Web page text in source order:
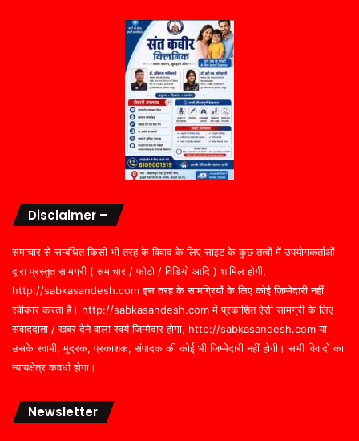
Disclaimer –
समाचार से सम्बंधित किसी भी तरह के विवाद के लिए साइट के कुछ तत्वों में उपयोगकर्ताओं
द्वारा प्रस्तुत सामग्री ( समाचार / फोटो / विडियो आदि ) शामिल होगी,
http://sabkasandesh.com इस तरह के सामग्रियों के लिए कोई ज़िम्मेदारी नहीं
स्वीकार करता है। http://sabkasandesh.com में प्रकाशित ऐसी सामग्री के लिए
संवाददाता / खबर देने वाला स्वयं जिम्मेदार होगा, http://sabkasandesh.com या
उसके स्वामी, मुद्रक, प्रकाशक, संपादक की कोई भी जिम्मेदारी नहीं होगी। सभी विवादों का
न्यायक्षेत्र कवर्धा होगा।
Newsletter